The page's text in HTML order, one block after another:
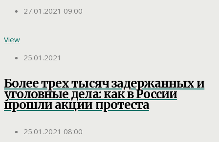
27.01.2021 09:00
View
25.01.2021
Более трех тысяч задержанных и
уголовные дела: как в России
прошли акции протеста
25.01.2021 08:00